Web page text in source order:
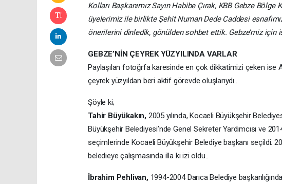
Kolları Başkanımız Sayın Habibe Çırak, KBB Gebze
üyelerimiz ile birlikte Şehit Numan Dede Caddesi
önerilerini dinledik, gönülden sohbet ettik. Gebze’miz için
GEBZE’NİN ÇEYREK YÜZYILINDA VARLAR
Paylaşılan fotoğrfa karesinde en çok dikkatimizi çeken ise
çeyrek yüzyıldan beri aktif görevde oluşlarıydı..
Şöyle ki;
Tahir Büyükakın, 2005 yılında, Kocaeli Büyükşehir
Büyükşehir Belediyesi’nde Genel Sekreter Yardımcısı ve
seçimlerinde Kocaeli Büyükşehir Belediye başkanı seçildi.
beledieye çalışmasında illa ki izi oldu..
İbrahim Pehlivan, 1994-2004 Darıca Belediye